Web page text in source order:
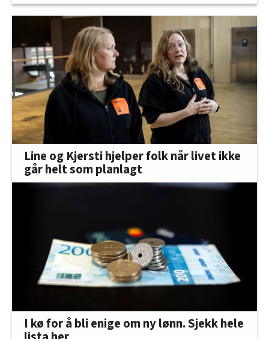
Line og Kjersti hjelper folk når livet ikke
går helt som planlagt
I kø for å bli enige om ny lønn. Sjekk hele